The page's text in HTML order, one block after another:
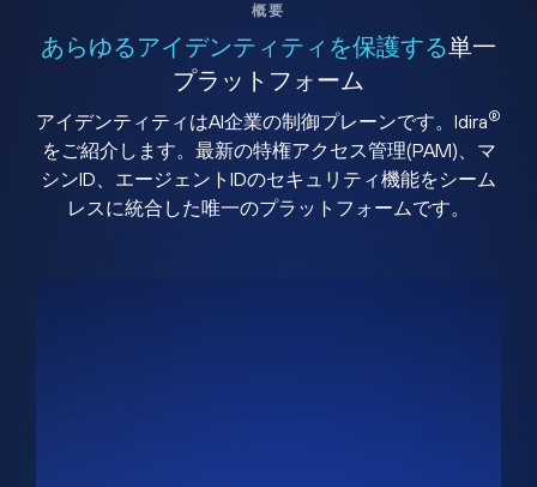
概要
あらゆるアイデンティティを保護する単一
プラットフォーム
アイデンティティはAI企業の制御プレーンです。Idira®
をご紹介します。最新の特権アクセス管理(PAM)、マ
シンID、エージェントIDのセキュリティ機能をシーム
レスに統合した唯一のプラットフォームです。